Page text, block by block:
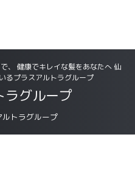
、 健康でキレイな髪をあなたへ 仙
るプラスアルトラグループ
ラグループ
トラグループ